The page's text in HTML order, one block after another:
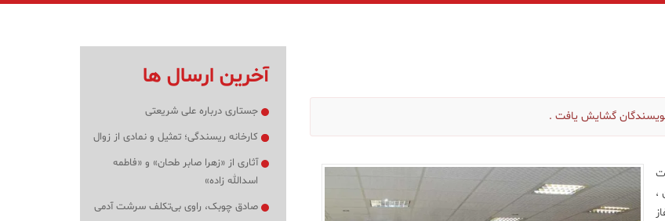
نویسندگان گشایش یافت .
،
آخرین ارسال ها
جستاری درباره علی شریعتی
کارخانه ریسندگی؛ تمثیل و نمادی از زوال
آثاری از «زهرا صابر طحان» و «فاطمه
اسدالله زاده»
صادق چوبک، راوی بی‌تکلف سرشت آدمی